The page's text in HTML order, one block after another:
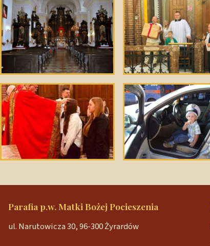
Parafia p.w. Matki Bożej Pocieszenia
ul. Narutowicza 30, 96-300 Żyrardów